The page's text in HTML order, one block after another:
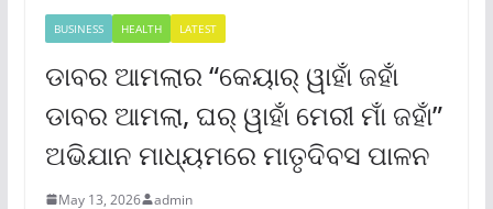
BUSINESS HEALTH LATEST
ଡାବର ଆମଲାର “କେୟାର୍ ୱାହାଁ ଜହାଁ
ଡାବର ଆମଲା, ଘର୍ ୱାହାଁ ମେରୀ ମାଁ ଜହାଁ”
ଅଭିଯାନ ମାଧ୍ୟମରେ ମାତୃଦିବସ ପାଳନ
May 13, 2026 admin